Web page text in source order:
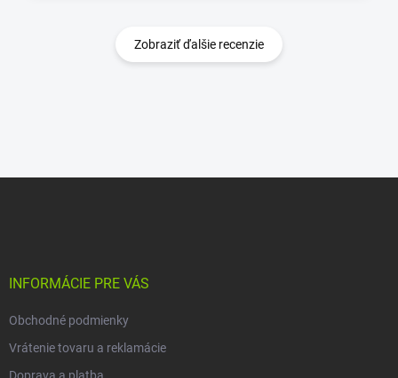
Zobraziť ďalšie recenzie
INFORMÁCIE PRE VÁS
Obchodné podmienky
Vrátenie tovaru a reklamácie
Doprava a platba